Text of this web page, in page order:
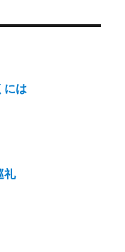
には
礼